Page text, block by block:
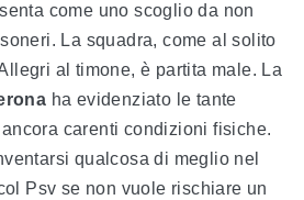
come uno scoglio da non
La squadra, come al solito
al timone, è partita male. La
ha evidenziato le tante
carenti condizioni fisiche.
qualcosa di meglio nel
Psv se non vuole rischiare un